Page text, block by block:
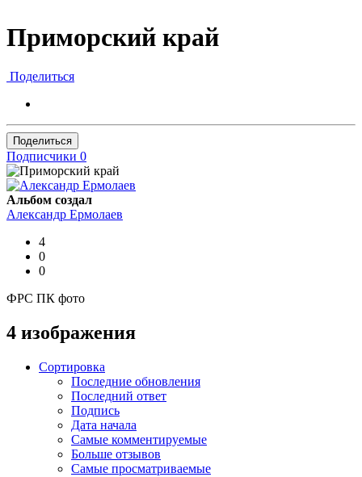
Приморский край
Поделиться
Поделиться
Подписчики 0
Альбом создал
Александр Ермолаев
4
0
0
ФРС ПК фото
4 изображения
Сортировка
Последние обновления
Последний ответ
Подпись
Дата начала
Самые комментируемые
Больше отзывов
Самые просматриваемые